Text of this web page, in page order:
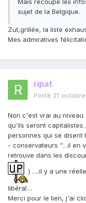
Mais recoupe les
sujet de la Belgique.
Zut,grillée, la liste
Mes admiratives
ripat
Posté 21
Non c'est vrai au niveau
qu'ils seront
personnes qui se disent
- conservateurs "…il en
retrouve dans les
) ….il y a une
libéral…
Merci pour le lien, j'ai